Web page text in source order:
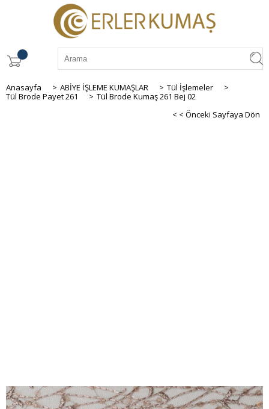
Anasayfa > ABİYE İŞLEME KUMAŞLAR > Tül İşlemeler
>
Tül Brode Payet 261
> Tül Brode Kumaş 261 Bej 02
< < Önceki Sayfaya Dön